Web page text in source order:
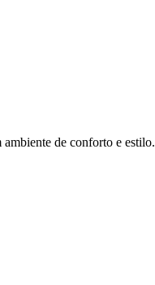
ambiente de conforto e estilo.